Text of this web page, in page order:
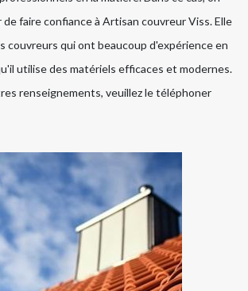
faire confiance à Artisan couvreur Viss. Elle
couvreurs qui ont beaucoup d'expérience en
utilise des matériels efficaces et modernes.
renseignements, veuillez le téléphoner